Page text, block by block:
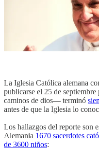
La Iglesia Católica alemana
publicarse el 25 de
caminos de dios— terminó
antes de que la Iglesia lo
Los hallazgos del reporte son
Alemania 1670 sacerdotes
de 3600 niños: